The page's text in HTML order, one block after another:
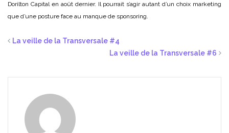
Dorilton Capital en août dernier. Il pourrait s’agir autant d’un choix marketing
que d’une posture face au manque de sponsoring.
La veille de la Transversale #4
La veille de la Transversale #6